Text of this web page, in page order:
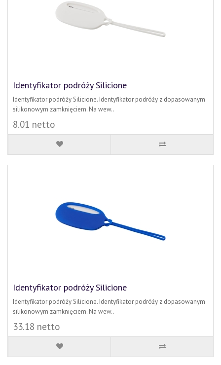
Identyfikator podróży Silicione
Identyfikator podróży Silicione. Identyfikator podróży z dopasowanym
silikonowym zamknięciem. Na wew..
8.01 netto
Identyfikator podróży Silicione
Identyfikator podróży Silicione. Identyfikator podróży z dopasowanym
silikonowym zamknięciem. Na wew..
33.18 netto